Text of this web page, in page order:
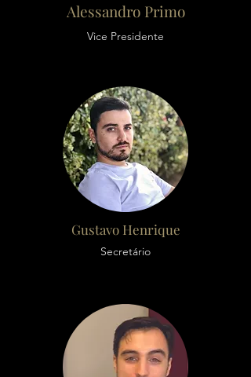
Alessandro Primo
Vice Presidente
Gustavo Henrique
Secretário